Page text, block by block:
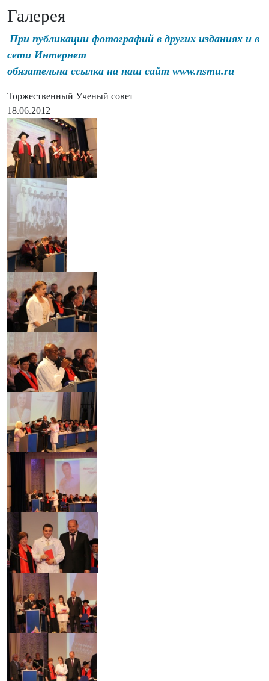
Галерея
При публикации фотографий в других изданиях и в
сети Интернет
обязательна ссылка на наш сайт www.nsmu.ru
Торжественный Ученый совет
18.06.2012